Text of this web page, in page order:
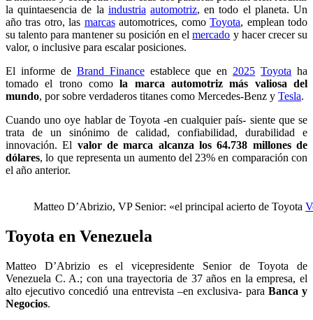
la quintaesencia de la industria automotriz, en todo el planeta. Un
año tras otro, las marcasautomotrices, comoToyota, emplean todo
su talento para mantener su posición en elmercado y hacer crecer su
valor, o inclusive para escalar posiciones.
El informe de Brand Financeestablece que en 2025 Toyota ha
tomado el trono comola marca automotriz más valiosa del
mundo, por sobre verdaderos titanes como Mercedes-Benz y Tesla.
Cuando uno oye hablar de Toyota -en cualquier país- siente que se
trata de un sinónimo de calidad, confiabilidad, durabilidad e
innovación. El valor de marca alcanza los 64.738 millones de
dólares, lo que representa un aumento del 23% en comparación con
el año anterior.
Matteo D’Abrizio, VP Senior: «el principal acierto de Toyota
Toyota en Venezuela
Matteo D’Abrizio es el vicepresidente Senior de Toyota de
Venezuela C. A.; con una trayectoria de 37 años en la empresa, el
alto ejecutivo concedió una entrevista –en exclusiva- para Banca y
Negocios.